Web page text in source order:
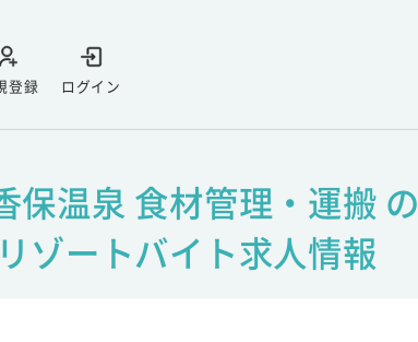
ログイン
登録
保温泉 食材管理・運搬 の
リゾートバイト求人情報